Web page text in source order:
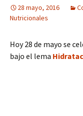
28 mayo, 2016
Nutricionales
Hoy 28 de mayo se
bajo el lema